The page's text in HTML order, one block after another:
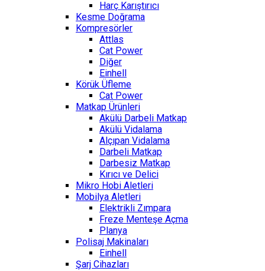
Harç Karıştırıcı
Kesme Doğrama
Kompresörler
Attlas
Cat Power
Diğer
Einhell
Körük Üfleme
Cat Power
Matkap Ürünleri
Akülü Darbeli Matkap
Akülü Vidalama
Alçıpan Vidalama
Darbeli Matkap
Darbesiz Matkap
Kırıcı ve Delici
Mikro Hobi Aletleri
Mobilya Aletleri
Elektrikli Zımpara
Freze Menteşe Açma
Planya
Polisaj Makinaları
Einhell
Şarj Cihazları